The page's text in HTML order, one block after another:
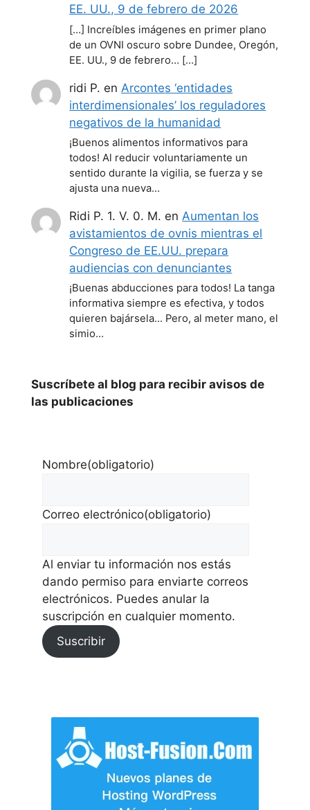
EE. UU., 9 de febrero de 2026
[…] Increíbles imágenes en primer plano
de un OVNI oscuro sobre Dundee, Oregón,
EE. UU., 9 de febrero… […]
ridi P. en Arcontes ‘entidades
interdimensionales’ los reguladores
negativos de la humanidad
¡Buenos alimentos informativos para
todos! Al reducir voluntariamente un
sentido durante la vigilia, se fuerza y se
ajusta una nueva…
Ridi P. 1. V. 0. M. en Aumentan los
avistamientos de ovnis mientras el
Congreso de EE.UU. prepara
audiencias con denunciantes
¡Buenas abducciones para todos! La tanga
informativa siempre es efectiva, y todos
quieren bajársela... Pero, al meter mano, el
simio…
Suscríbete al blog para recibir avisos de
las publicaciones
Nombre(obligatorio)
Correo electrónico(obligatorio)
Al enviar tu información nos estás
dando permiso para enviarte correos
electrónicos. Puedes anular la
suscripción en cualquier momento.
Suscribir